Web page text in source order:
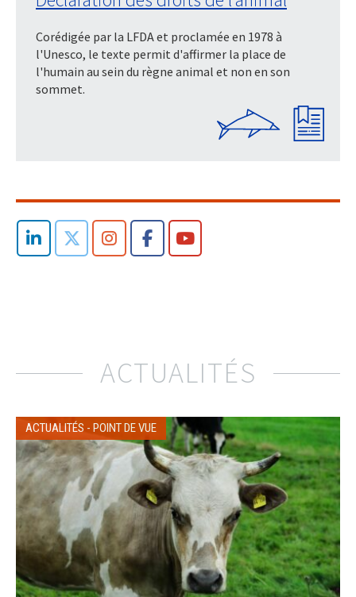
Corédigée par la LFDA et proclamée en 1978 à
l'Unesco, le texte permit d'affirmer la place de
l'humain au sein du règne animal et non en son
sommet.
ACTUALITÉS
ACTUALITÉS - POINT DE VUE